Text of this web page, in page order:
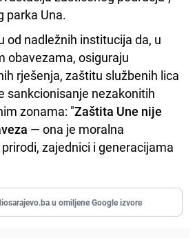
parka Una.
od nadležnih institucija da, u
obavezama, osiguraju
rješenja, zaštitu službenih lica
sankcionisanje nezakonitih
zonama: "Zaštita Une nije
— ona je moralna
zajednici i generacijama
u omiljene Google izvore